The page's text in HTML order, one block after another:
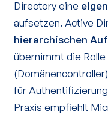
Directory eine
aufsetzen. Active
hierarchischen
übernimmt die Rolle
für
Praxis empfiehlt